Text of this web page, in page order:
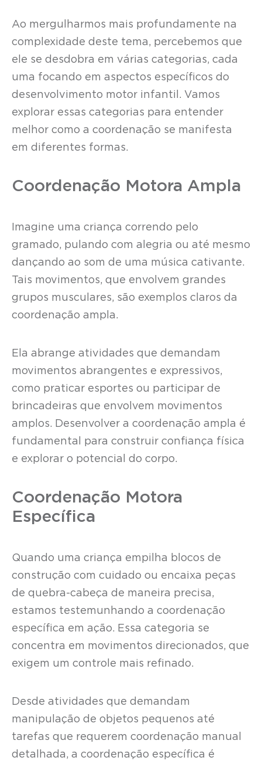
Ao mergulharmos mais profundamente na
complexidade deste tema, percebemos que
ele se desdobra em várias categorias, cada
uma focando em aspectos específicos do
desenvolvimento motor infantil. Vamos
explorar essas categorias para entender
melhor como a coordenação se manifesta
em diferentes formas.
Coordenação Motora Ampla
Imagine uma criança correndo pelo
gramado, pulando com alegria ou até mesmo
dançando ao som de uma música cativante.
Tais movimentos, que envolvem grandes
grupos musculares, são exemplos claros da
coordenação ampla.
Ela abrange atividades que demandam
movimentos abrangentes e expressivos,
como praticar esportes ou participar de
brincadeiras que envolvem movimentos
amplos. Desenvolver a coordenação ampla é
fundamental para construir confiança física
e explorar o potencial do corpo.
Coordenação Motora
Específica
Quando uma criança empilha blocos de
construção com cuidado ou encaixa peças
de quebra-cabeça de maneira precisa,
estamos testemunhando a coordenação
específica em ação. Essa categoria se
concentra em movimentos direcionados, que
exigem um controle mais refinado.
Desde atividades que demandam
manipulação de objetos pequenos até
tarefas que requerem coordenação manual
detalhada, a coordenação específica é